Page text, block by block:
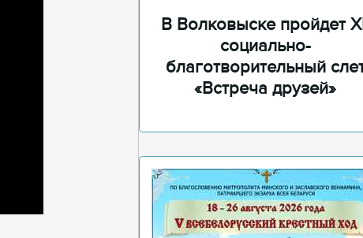
В Волковыске пройдет
социально-
благотворительный
«Встреча друзей»